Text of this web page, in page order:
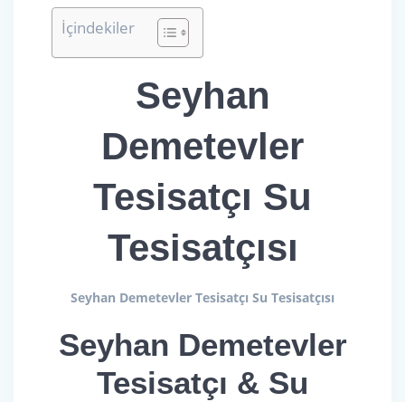
İçindekiler
Seyhan
Demetevler
Tesisatçı Su
Tesisatçısı
Seyhan Demetevler Tesisatçı Su Tesisatçısı
Seyhan Demetevler
Tesisatçı & Su